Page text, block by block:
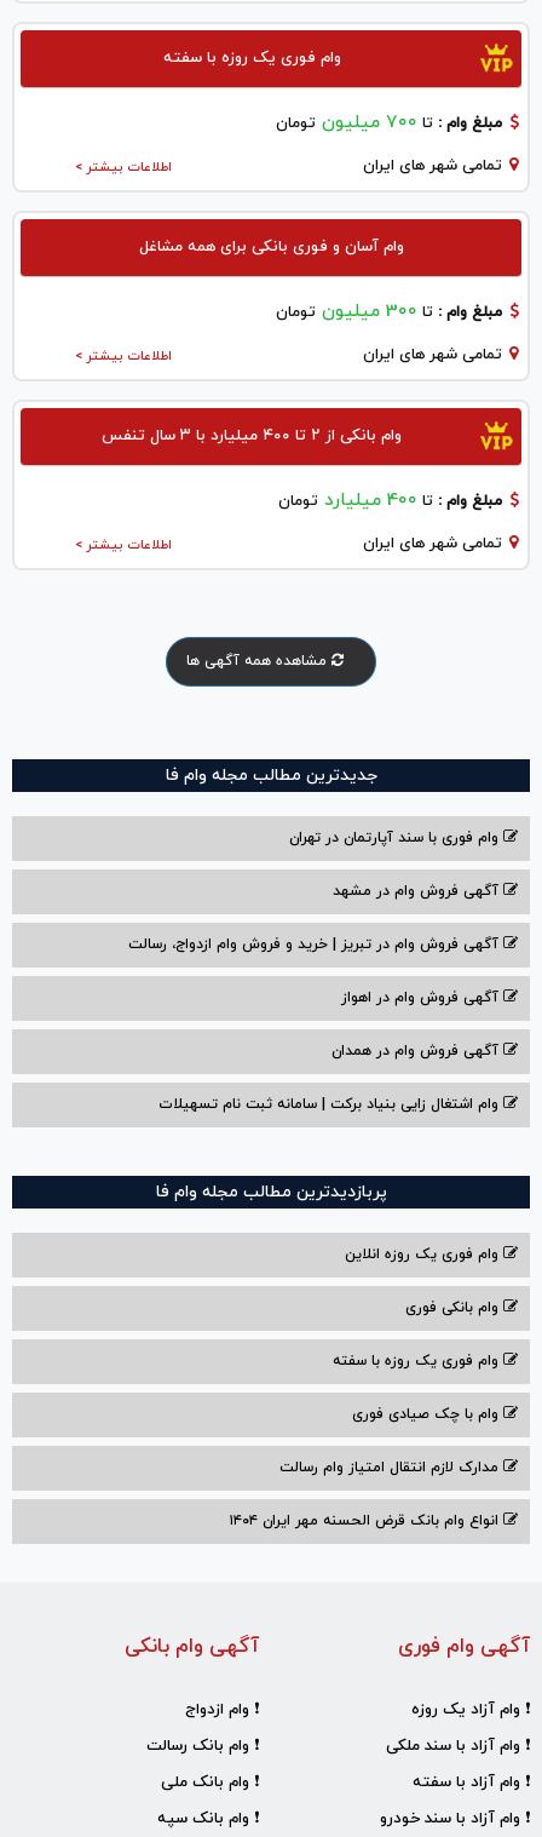
وام فوری یک روزه با سفته
مبلغ وام : تا 700 میلیون تومان
اطلاعات بیشتر > تمامی شهر های ایران
وام آسان و فوری بانکی برای همه مشاغل
مبلغ وام : تا 300 میلیون تومان
اطلاعات بیشتر > تمامی شهر های ایران
وام بانکی از ۲ تا ۴۰۰ میلیارد با ۳ سال تنفس
مبلغ وام : تا 400 میلیارد تومان
اطلاعات بیشتر > تمامی شهر های ایران
مشاهده همه آگهی ها
جدیدترین مطالب مجله وام فا
وام فوری با سند آپارتمان در تهران
آگهی فروش وام در مشهد
آگهی فروش وام در تبریز | خرید و فروش وام ازدواج، رسالت
آگهی فروش وام در اهواز
آگهی فروش وام در همدان
وام اشتغال زایی بنیاد برکت | سامانه ثبت نام تسهیلات
پربازدیدترین مطالب مجله وام فا
وام فوری یک روزه انلاین
وام بانکی فوری
وام فوری یک روزه با سفته
وام با‌ چک صیادی‌ فوری
مدارک لازم انتقال امتیاز وام رسالت
انواع وام بانک قرض الحسنه مهر ایران ۱۴۰۴
آگهی وام بانکی
❗ وام ازدواج
❗ وام بانک رسالت
❗ وام بانک ملی
❗ وام بانک سپه
آگهی وام فوری
❗ وام آزاد یک روزه
❗ وام آزاد با سند ملکی
❗ وام آزاد با سفته
❗ وام آزاد با سند خودرو